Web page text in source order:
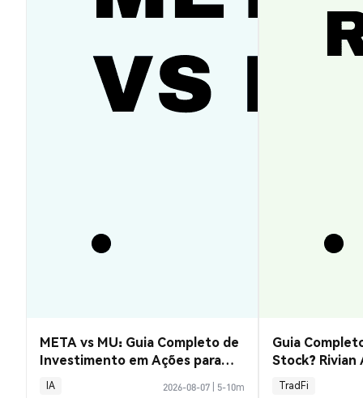
META vs MU: Guia Completo de
Investimento em Ações para
2026
IA 2026-08-07 5-10m
Guia
Stock?
Explicado
TradFi